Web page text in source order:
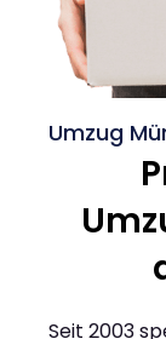
Umzug
Seit 2003